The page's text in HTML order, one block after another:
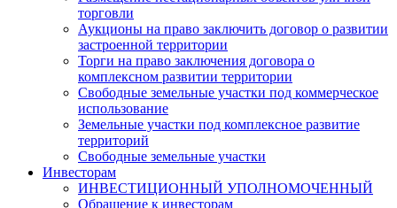
торговли
Аукционы на право заключить договор о развитии
застроенной территории
Торги на право заключения договора о
комплексном развитии территории
Свободные земельные участки под коммерческое
использование
Земельные участки под комплексное развитие
территорий
Свободные земельные участки
Инвесторам
ИНВЕСТИЦИОННЫЙ УПОЛНОМОЧЕННЫЙ
Обращение к инвесторам